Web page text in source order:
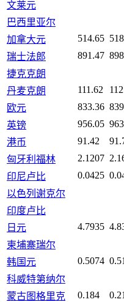
文莱元
巴西里亚尔
加拿大元
514.65
瑞士法郎
891.47
捷克克朗
丹麦克朗
111.62
欧元
833.36
英镑
956.05
港币
91.42
匈牙利福林
2.1207
印尼卢比
0.0425
以色列谢克尔
印度卢比
日元
4.7935
柬埔寨瑞尔
韩国元
0.5074
科威特第纳尔
蒙古图格里克
0.184